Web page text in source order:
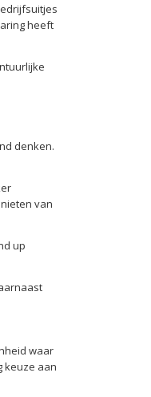
heeft
denken.
van
up
waar
keuze aan